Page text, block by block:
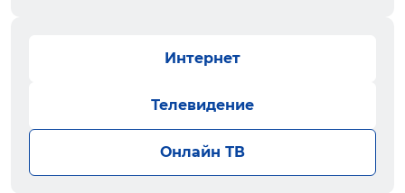
Интернет
Телевидение
Онлайн ТВ